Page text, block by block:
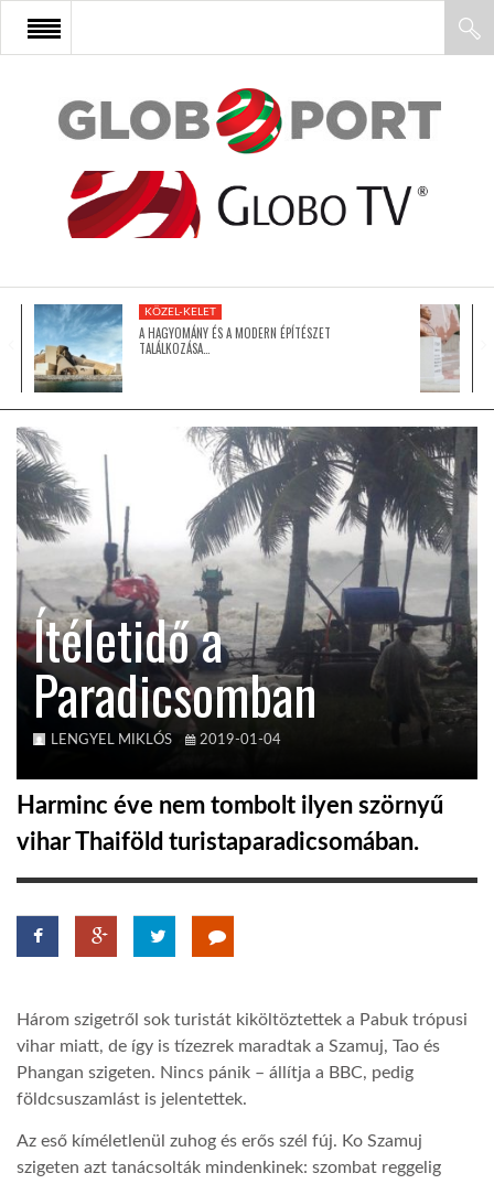
FŐOLDAL
AFRIKA
ÁZSIA
LATIN-AMERIKA
KÖZEL-KELET
AUSZTRÁLIA
A VILÁG ITTHON
GLOBOTV
AFRIKA TUDÁSTÁR
KÖZEL-KELET
A HAGYOMÁNY ÉS A MODERN ÉPÍTÉSZET
TALÁLKOZÁSA…
Ítéletidő a
Paradicsomban
LENGYEL MIKLÓS 2019-01-04
Harminc éve nem tombolt ilyen szörnyű
vihar Thaiföld turistaparadicsomában.
Három szigetről sok turistát kiköltöztettek a Pabuk trópusi
vihar miatt, de így is tízezrek maradtak a Szamuj, Tao és
Phangan szigeten. Nincs pánik – állítja a BBC, pedig
földcsuszamlást is jelentettek.
Az eső kíméletlenül zuhog és erős szél fúj. Ko Szamuj
szigeten azt tanácsolták mindenkinek: szombat reggelig